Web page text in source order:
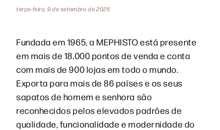
terça-feira, 9 de setembro de 2025
Fundada em 1965, a MEPHISTO está presente
em mais de 18.000 pontos de venda e conta
com mais de 900 lojas em todo o mundo.
Exporta para mais de 86 países e os seus
sapatos de homem e senhora são
reconhecidos pelos elevados padrões de
qualidade, funcionalidade e modernidade do